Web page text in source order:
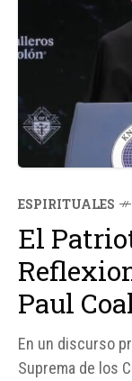
ESPIRITUALES
El
Paul
En un discurso
Suprema de los